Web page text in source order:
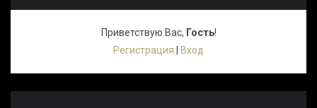
Приветствую Вас, Гость!
Регистрация
Вход